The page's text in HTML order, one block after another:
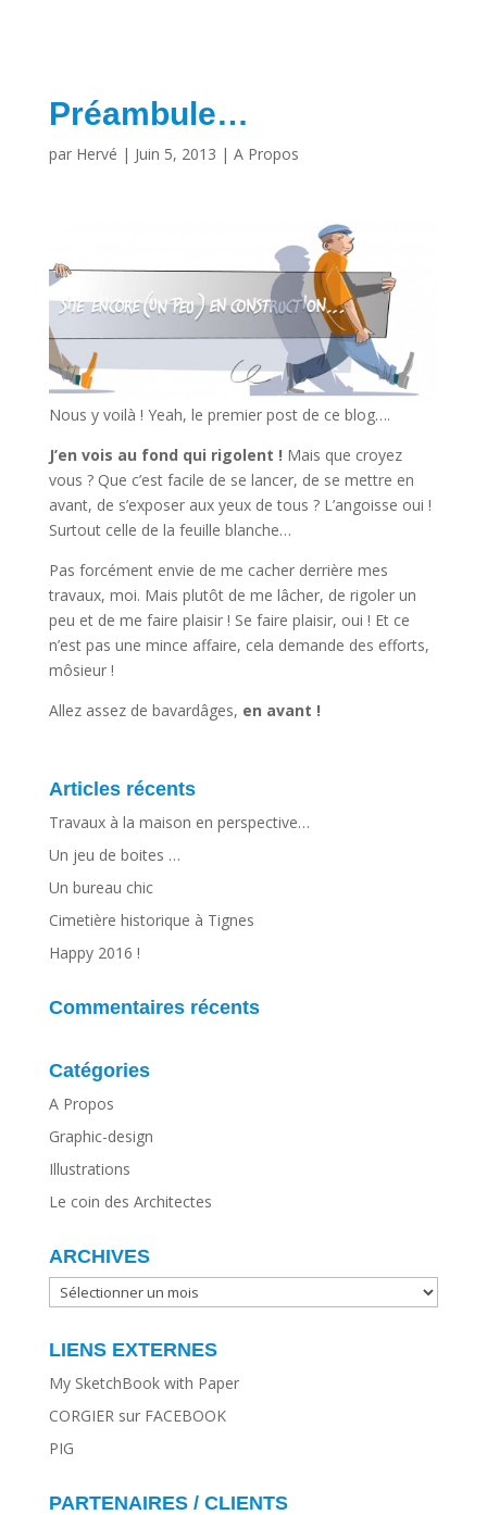
Préambule…
par Hervé | Juin 5, 2013 | A Propos
Nous y voilà ! Yeah, le premier post de ce blog….
J’en vois au fond qui rigolent ! Mais que croyez
vous ? Que c’est facile de se lancer, de se mettre en
avant, de s’exposer aux yeux de tous ? L’angoisse oui !
Surtout celle de la feuille blanche…
Pas forcément envie de me cacher derrière mes
travaux, moi. Mais plutôt de me lâcher, de rigoler un
peu et de me faire plaisir ! Se faire plaisir, oui ! Et ce
n’est pas une mince affaire, cela demande des efforts,
môsieur !
Allez assez de bavardâges, en avant !
Articles récents
Travaux à la maison en perspective…
Un jeu de boites …
Un bureau chic
Cimetière historique à Tignes
Happy 2016 !
Commentaires récents
Catégories
A Propos
Graphic-design
Illustrations
Le coin des Architectes
ARCHIVES
ARCHIVES
LIENS EXTERNES
My SketchBook with Paper
CORGIER sur FACEBOOK
PIG
PARTENAIRES / CLIENTS